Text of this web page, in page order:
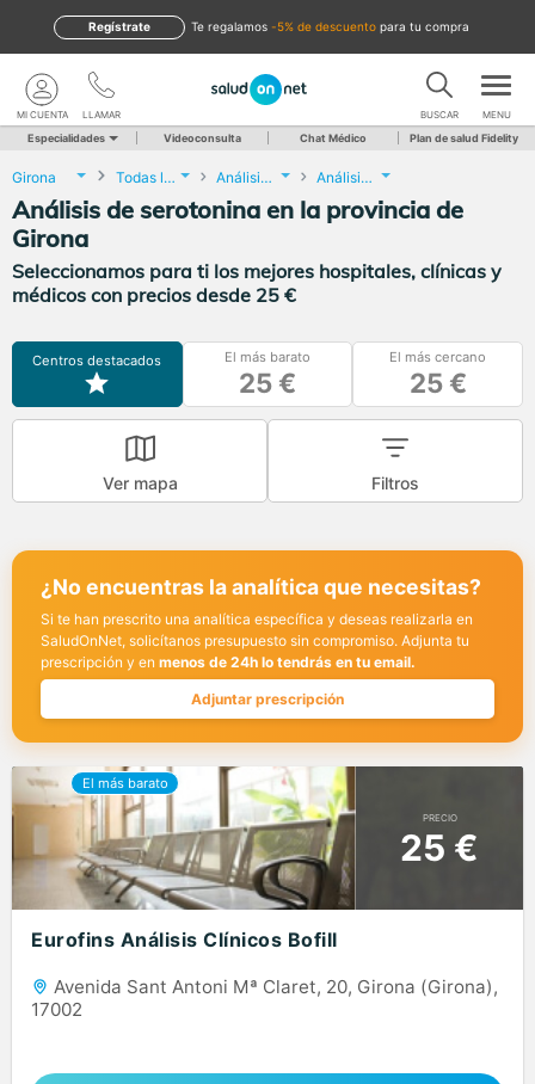
te regalamos -5% de descuento para tu compra
Regístrate
LLAMAR
MI CUENTA BUSCAR MENU
Especialidades Videoconsulta Chat Médico Plan de salud Fidelity
Girona Todas las localidades Análisis Clínicos Análisis de serotonina
Análisis de serotonina en la provincia de
Girona
Seleccionamos para ti los mejores hospitales, clínicas y
médicos con precios desde 25 €
Centros destacados El más barato
25 €
El más cercano
25 €
Ver mapa Filtros
¿No encuentras la analítica que necesitas?
Si te han prescrito una analítica específica y deseas realizarla en
SaludOnNet, solicítanos presupuesto sin compromiso. Adjunta tu
prescripción y en menos de 24h lo tendrás en tu email.
Adjuntar prescripción
PRECIO
25 €
Eurofins Análisis Clínicos Bofill
Avenida Sant Antoni Mª Claret, 20, Girona (Girona),
17002